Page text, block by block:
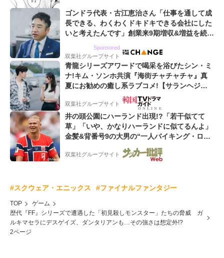
ゴンドラ代表・古江恵治さん「仕事を通して成
長できる、わくわくドキドキできる会社にした
いと考えたんです」創業来9期増収&増益を続け
Sponsored
双葉社グループサイト
青龍シリーズアワードで喝采を浴びたシン・ミ
ナ!キム・ソンホ共演『海街チャチャチャ』真
夏にお勧めの癒し系ラブコメ!【サランヘジョ
双葉社グループサイト
井の頭公園にハーランド出現!?「若干似てて
草」「いや、かなりハーランドに似てるんよ」
金髪&背番号9の大男の“一人バイキング・ロ
ー”映像が話題!「元気をもらった」
双葉社グループサイト
#スクウェア・エニックス #ファイナルファンタジー
TOP
ゲーム
歴代『FF』シリーズで遭遇した「初見殺しモンスター」たちの脅威 ガ
ルキマセラにデスゲイズ、ダンタリアンも…その強さは想定外!?
2ページ